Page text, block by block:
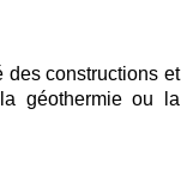
des constructions et
géothermie ou la